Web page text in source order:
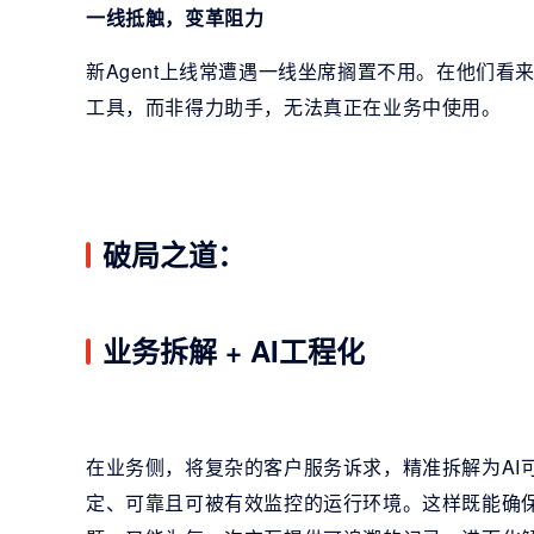
一线抵触，变革阻力
新Agent上线常遭遇一线坐席搁置不用。在他们看
工具，而非得力助手，无法真正在业务中使用。
破局之道：
业务拆解 + AI工程化
在业务侧，将复杂的客户服务诉求，精准拆解为
定、可靠且可被有效监控的运行环境。这样既能确